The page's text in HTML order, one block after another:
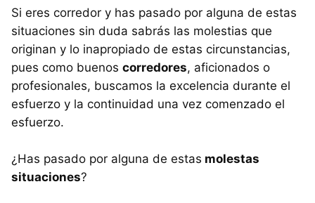
Si eres corredor y has pasado por alguna de estas
situaciones sin duda sabrás las molestias que
originan y lo inapropiado de estas circunstancias,
pues como buenos corredores, aficionados o
profesionales, buscamos la excelencia durante el
esfuerzo y la continuidad una vez comenzado el
esfuerzo.
¿Has pasado por alguna de estas molestas
situaciones?